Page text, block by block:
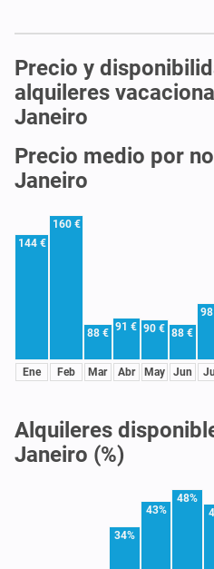
Precio y
alquileres
Janeiro
Precio medio por
Janeiro
144 €
Ene
160 €
Feb
88 €
Mar
91 €
Abr
90 €
May
88 €
Jun
Alquileres
Janeiro (%)
34%
43%
48%